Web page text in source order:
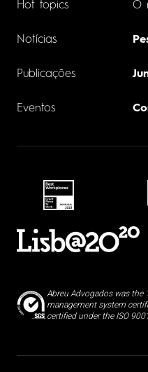
Hot topics
Notícias
Publicações
Eventos
O
Abreu Advogados was
management system
certified under the ISO